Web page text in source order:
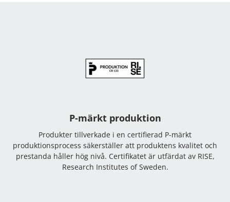
P-märkt produktion
Produkter tillverkade i en certifierad P-märkt
produktionsprocess säkerställer att produktens kvalitet och
prestanda håller hög nivå. Certifikatet är utfärdat av RISE,
Research Institutes of Sweden.